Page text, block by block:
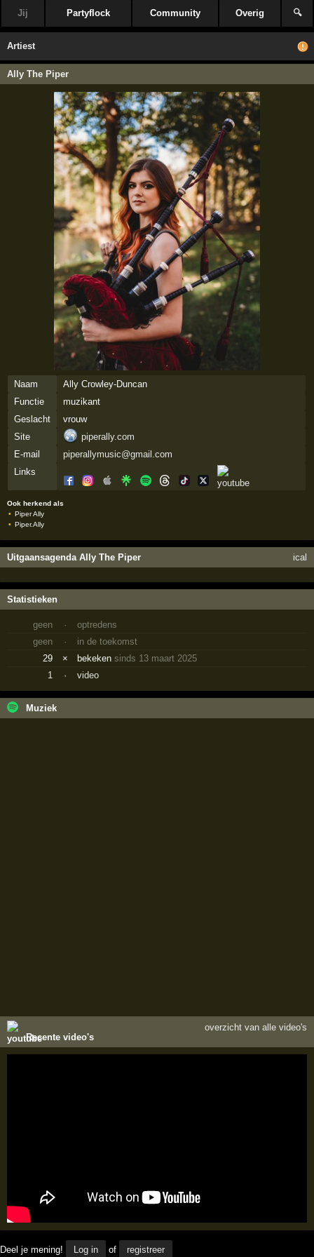
Jij Partyflock Community Overig 🔍
Artiest
Ally The Piper
Naam
Ally Crowley-Duncan
Functie
muzikant
Geslacht
vrouw
Site
piperally.com
E-mail
piperallymusic@gmail.com
Links
Ook herkend als
Piper Ally
Piper.Ally
Uitgaansagenda Ally The Piper ical
Statistieken
geen ·
optredens
geen
·
in de toekomst
29
× bekekensinds 13 maart 2025
1
· video
Muziek
Recente video's
overzicht van alle video's
Deel je mening! Log in of registreer